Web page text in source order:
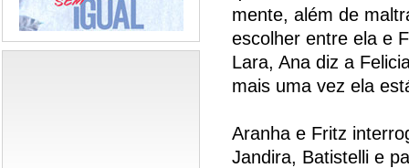
mente, além de
escolher entre ela e
Lara, Ana diz a
mais uma vez ela
Aranha e Fritz
Jandira, Batistelli e